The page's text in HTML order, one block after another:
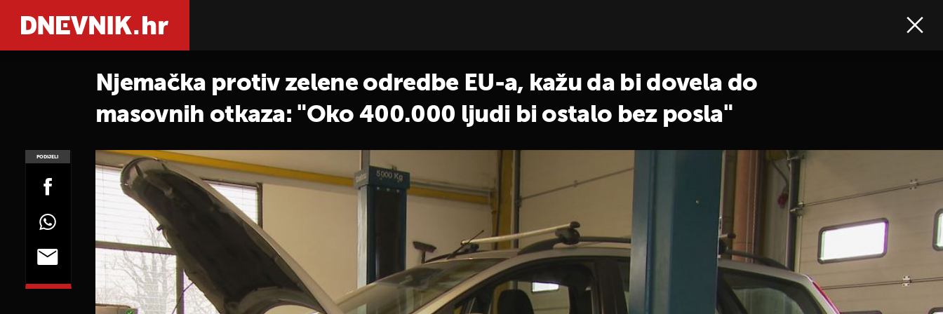
Njemačka protiv zelene odredbe EU-a, kažu da bi dovela do
masovnih otkaza: "Oko 400.000 ljudi bi ostalo bez posla"
PODIJELI
POGLEDAJ